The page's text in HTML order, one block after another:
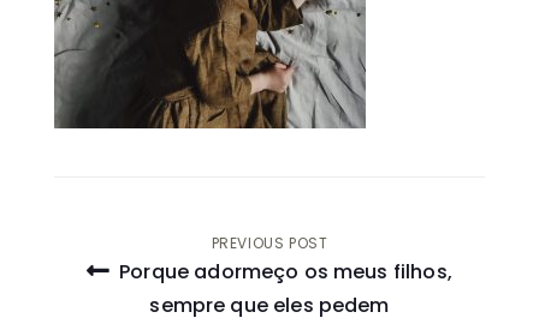
Navegação
PREVIOUS POST
Porque adormeço os meus filhos,
sempre que eles pedem